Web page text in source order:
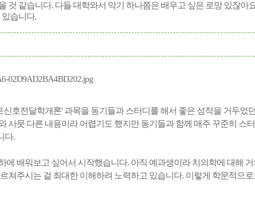
것 같습니다. 다들 대학와서 악기 하나쯤은 배우고 싶은 로망 있잖아
있습니다.
호전달학개론' 과목을 동기들과 스터디를 해서 좋은 성적을 거두었
사뭇 다른 내용이라 어렵기도 했지만 동기들과 함께 매주 꾸준히 스
다.
에 배워보고 싶어서 시작했습니다. 아직 예과생이라 치의학에 대해
쳐주시는 걸 최대한 이해하려 노력하고 있습니다. 이렇게 학문적으